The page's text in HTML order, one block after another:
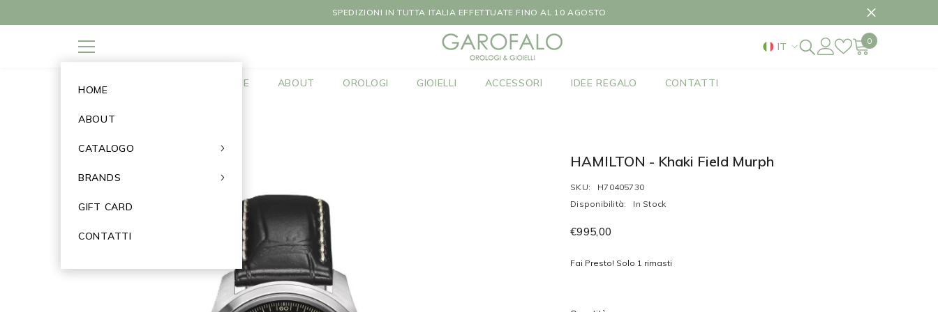
PER ORDINI SUCCESSIVI AL 10 AGOSTO LE SPEDIZIONI SARANNO EFFETTUATE DAL 2 SETTEMBRE
HOME
ABOUT
CATALOGO
BRANDS
GIFT CARD
CONTATTI
IT 00
HOME ABOUT OROLOGI GIOIELLI ACCESSORI IDEE REGALO CONTATTI
Home HAMILTON - Khaki Field Murph
HAMILTON - Khaki Field Murph
SKU:
H70405730
Disponibilità:
In Stock
€995,00
Fai Presto! Solo 1 rimasti